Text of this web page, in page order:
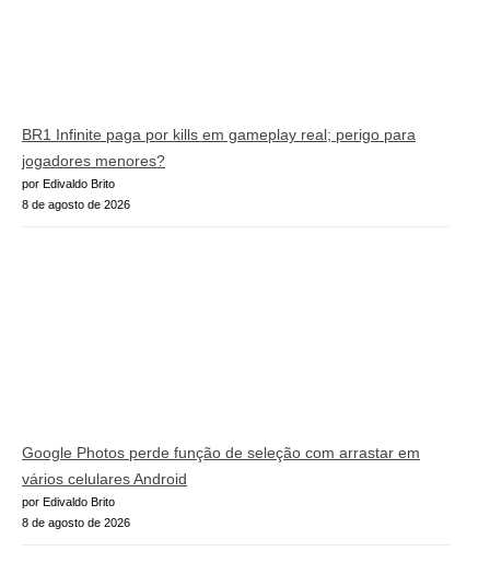
BR1 Infinite paga por kills em gameplay real; perigo para
jogadores menores?
por Edivaldo Brito
8 de agosto de 2026
Google Photos perde função de seleção com arrastar em
vários celulares Android
por Edivaldo Brito
8 de agosto de 2026